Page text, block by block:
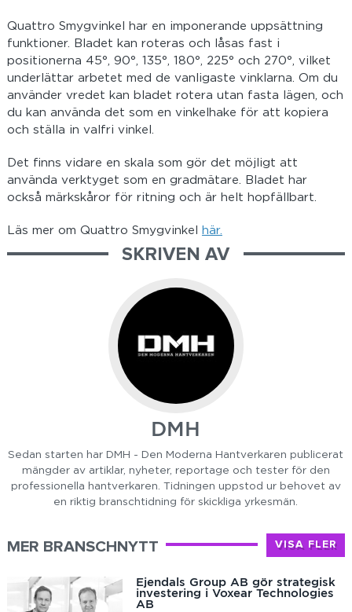
Quattro Smygvinkel har en imponerande uppsättning
funktioner. Bladet kan roteras och låsas fast i
positionerna 45°, 90°, 135°, 180°, 225° och 270°, vilket
underlättar arbetet med de vanligaste vinklarna. Om du
använder vredet kan bladet rotera utan fasta lägen, och
du kan använda det som en vinkelhake för att kopiera
och ställa in valfri vinkel.
Det finns vidare en skala som gör det möjligt att
använda verktyget som en gradmätare. Bladet har
också märkskåror för ritning och är helt hopfällbart.
Läs mer om Quattro Smygvinkel här.
SKRIVEN AV
DMH
Sedan starten har DMH - Den Moderna Hantverkaren publicerat
mängder av artiklar, nyheter, reportage och tester för den
professionella hantverkaren. Tidningen uppstod ur behovet av
en riktig branschtidning för skickliga yrkesmän.
MER BRANSCHNYTT VISA FLER
Ejendals Group AB gör strategisk
investering i Voxear Technologies
AB